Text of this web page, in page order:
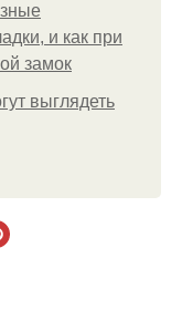
и как при
замок
выглядеть